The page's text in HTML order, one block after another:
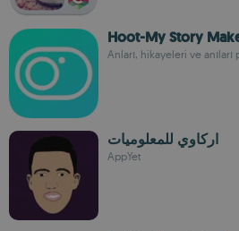
Hoot-My Story
Anları, hikayeleri ve
اركاوي للمعلوميات
AppYet